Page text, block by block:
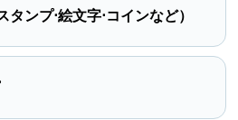
ンプ⋅絵文字⋅コインなど）